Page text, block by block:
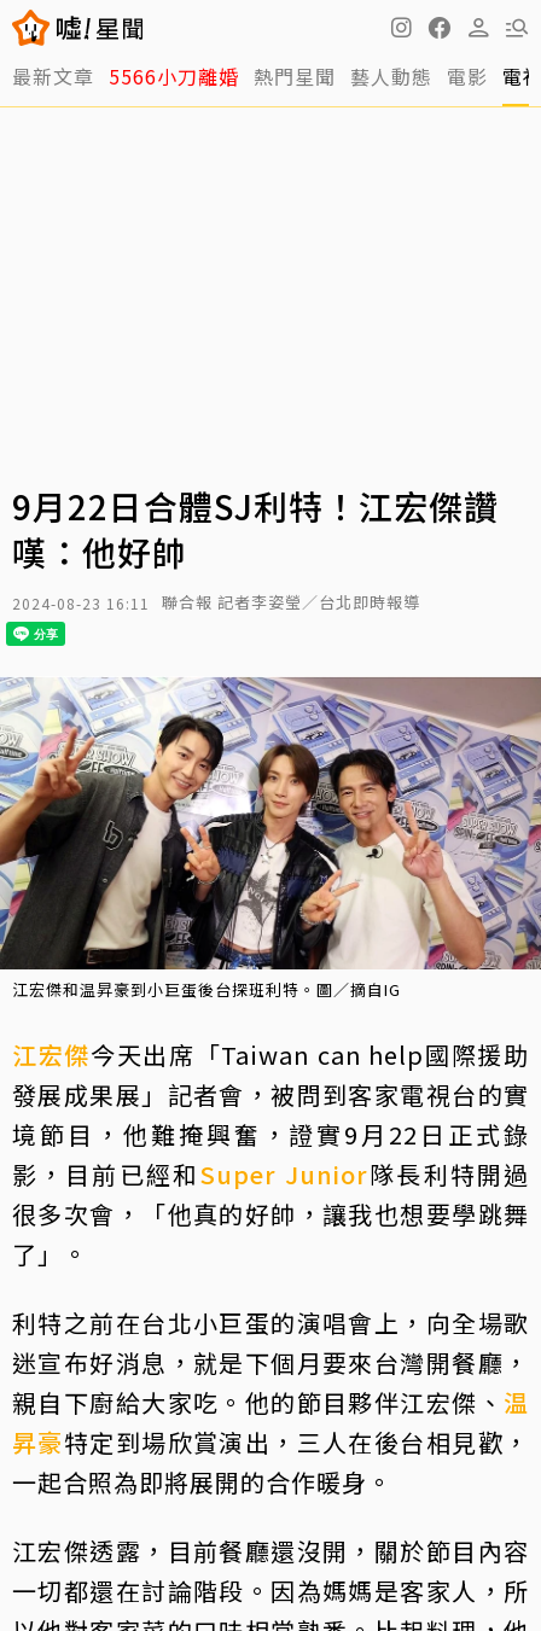
最新文章 5566小刀離婚 熱門星聞 藝人動態 電影 電
9月22日合體SJ利特！江宏傑讚
嘆：他好帥
2024-08-23 16:11 聯合報 記者李姿瑩／台北即時報導
江宏傑和温昇豪到小巨蛋後台探班利特。圖／摘自IG
江宏傑今天出席「Taiwan can help國際援助
發展成果展」記者會，被問到客家電視台的實
境節目，他難掩興奮，證實9月22日正式錄
影，目前已經和Super Junior隊長利特開過
很多次會，「他真的好帥，讓我也想要學跳舞
了」。
利特之前在台北小巨蛋的演唱會上，向全場歌
迷宣布好消息，就是下個月要來台灣開餐廳，
親自下廚給大家吃。他的節目夥伴江宏傑、 温
昇豪特定到場欣賞演出，三人在後台相見歡，
一起合照為即將展開的合作暖身。
江宏傑透露，目前餐廳還沒開，關於節目內容
一切都還在討論階段。因為媽媽是客家人，所